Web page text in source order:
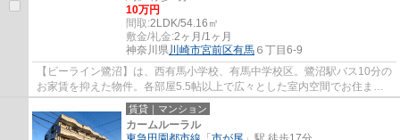
10万円
間取:2LDK/54.16㎡
敷金/礼金:2ヶ月/1ヶ月
神奈川県川崎市宮前区有馬 ６丁目6-9
【ビーライン鷺沼】は、西有馬小学校、有馬中学校区。鷺沼駅バス10分の
お家賃を抑えた物件。各部屋5.5帖以上で広々とした室内空間でお住まい
頂けます。鍵を持ち歩かなくて良いスマート...
賃貸｜マンション
カームルーラル